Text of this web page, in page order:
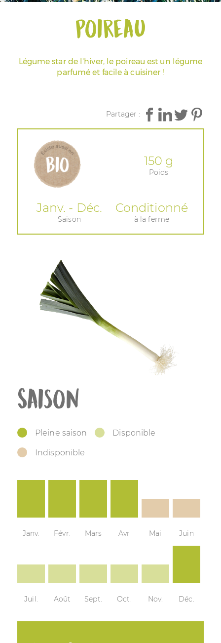
Espace Pros & Presse
Poireau
Légume star de l'hiver, le poireau est un légume
parfumé et facile à cuisiner !
Partager :
150 g
Poids
Janv. - Déc.
Saison
Conditionné
à la ferme
Saison
Pleine saison Disponible
Indisponible
Janv. Févr. Mars Avr Mai Juin
Juil. Août Sept. Oct. Nov. Déc.